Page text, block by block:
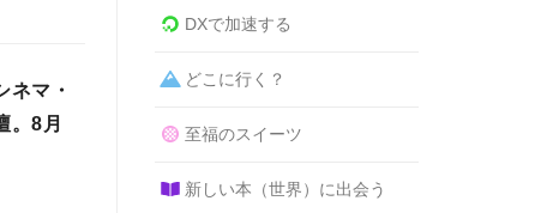
マ・
。8月
DXで加速する
どこに行く？
至福のスイーツ
新しい本（世界）に出会う